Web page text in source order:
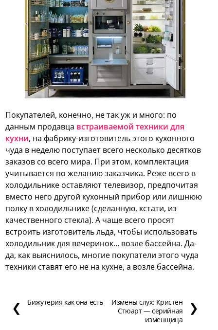
Покупателей, конечно, не так уж и много: по
данным продавца встраиваемой техники для
кухни, на фабрику-изготовитель этого кухонного
чуда в неделю поступает всего несколько десятков
заказов со всего мира. При этом, комплектация
учитывается по желанию заказчика. Реже всего в
холодильнике оставляют телевизор, предпочитая
вместо него другой кухонный прибор или лишнюю
полку в холодильнике (сделанную, кстати, из
качественного стекла). А чаще всего просят
встроить изготовитель льда, чтобы использовать
холодильник для вечеринок… возле бассейна. Да-
да, как выяснилось, многие покупатели этого чуда
техники ставят его не на кухне, а возле бассейна.
❮ Бижутерия как она есть
Измены слух: Кристен
Стюарт — серийная
изменщица
❯